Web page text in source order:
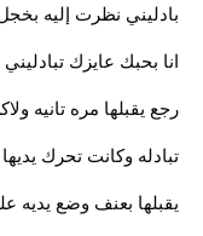
بادليني نظرت إليه
انا بحبك عايزك
رجع يقبلها مره تانيه
تبادله وكانت تحرك
يقبلها بعنف وضع يديه